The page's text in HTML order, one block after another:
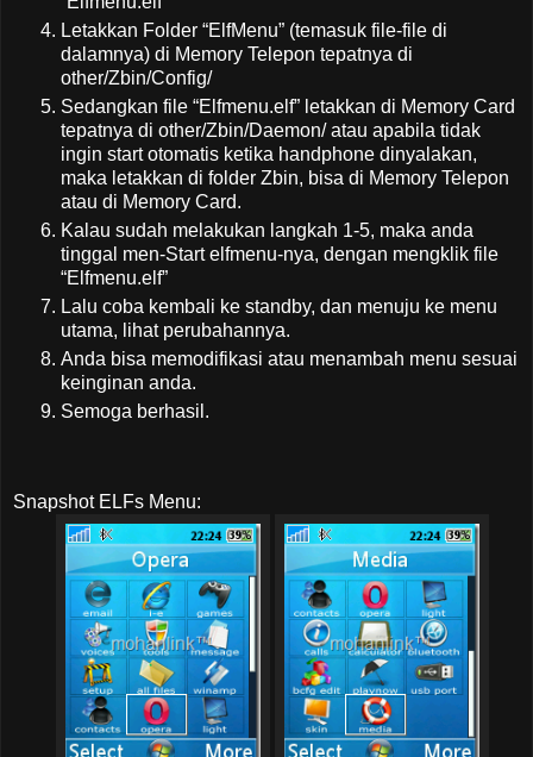
Letakkan Folder “ElfMenu” (temasuk file-file di
dalamnya) di Memory Telepon tepatnya di
other/Zbin/Config/
Sedangkan file “Elfmenu.elf” letakkan di Memory Card
tepatnya di other/Zbin/Daemon/ atau apabila tidak
ingin start otomatis ketika handphone dinyalakan,
maka letakkan di folder Zbin, bisa di Memory Telepon
atau di Memory Card.
Kalau sudah melakukan langkah 1-5, maka anda
tinggal men-Start elfmenu-nya, dengan mengklik file
“Elfmenu.elf”
Lalu coba kembali ke standby, dan menuju ke menu
utama, lihat perubahannya.
Anda bisa memodifikasi atau menambah menu sesuai
keinginan anda.
Semoga berhasil.
Snapshot ELFs Menu: